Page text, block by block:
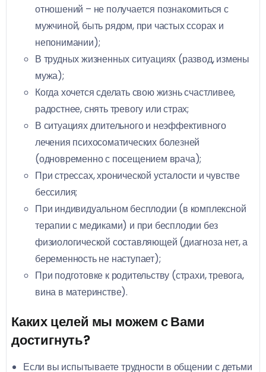
отношений – не получается познакомиться с
мужчиной, быть рядом, при частых ссорах и
непонимании);
В трудных жизненных ситуациях (развод, измены
мужа);
Когда хочется сделать свою жизнь счастливее,
радостнее, снять тревогу или страх;
В ситуациях длительного и неэффективного
лечения психосоматических болезней
(одновременно с посещением врача);
При стрессах, хронической усталости и чувстве
бессилия;
При индивидуальном бесплодии (в комплексной
терапии с медиками) и при бесплодии без
физиологической составляющей (диагноза нет, а
беременность не наступает);
При подготовке к родительству (страхи, тревога,
вина в материнстве).
Каких целей мы можем с Вами
достигнуть?
Если вы испытываете трудности в общении с детьми